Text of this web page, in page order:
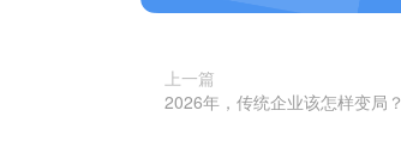
上一篇
2026年，传统企业该怎样变局？